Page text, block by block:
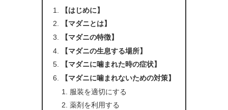
【はじめに】
【マダニとは】
【マダニの特徴】
【マダニの生息する場所】
【マダニに噛まれた時の症状】
【マダニに噛まれないための対策】
服装を適切にする
薬剤を利用する